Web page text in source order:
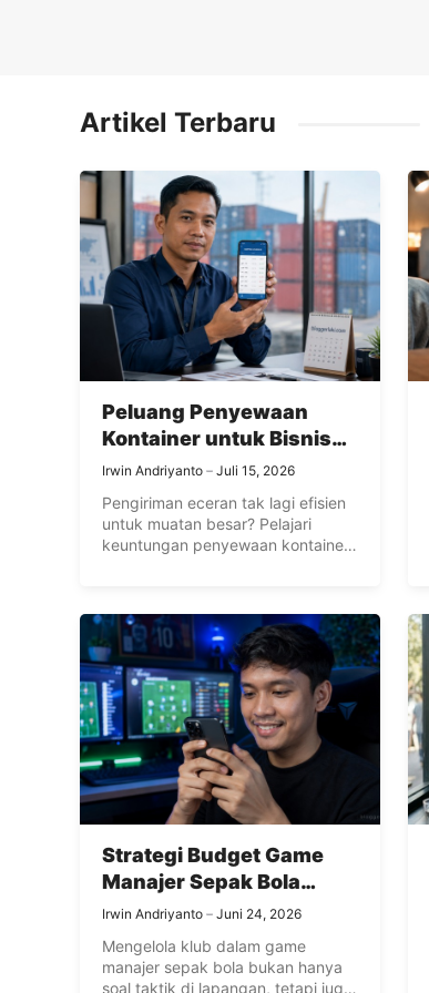
Artikel Terbaru
Peluang Penyewaan
Kontainer untuk Bisnis
Pengiriman Besar
Irwin Andriyanto Juli 15, 2026
Pengiriman eceran tak lagi efisien
untuk muatan besar? Pelajari
keuntungan penyewaan kontainer
Strategi Budget Game
Manajer Sepak Bola
untuk Pemula
Irwin Andriyanto Juni 24, 2026
Mengelola klub dalam game
manajer sepak bola bukan hanya
soal taktik di lapangan, tetapi juga